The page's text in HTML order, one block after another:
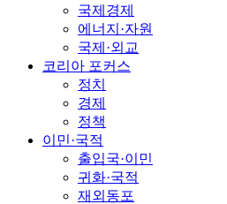
국제경제
에너지·자원
국제·외교
코리아 포커스
정치
경제
정책
이민·국적
출입국·이민
귀화·국적
재외동포